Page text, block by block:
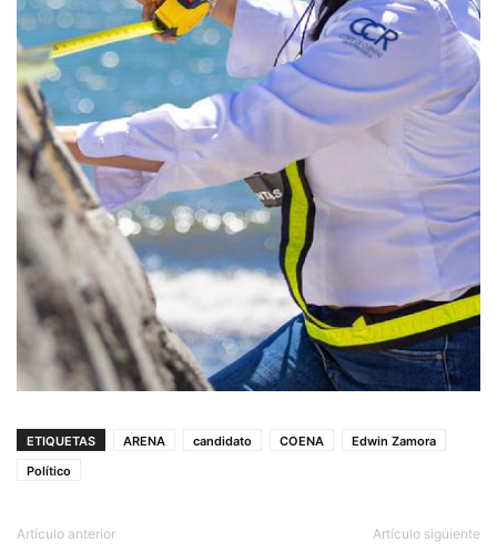
ETIQUETAS ARENA candidato COENA
Edwin Zamora
Político
Artículo anterior Artículo siguiente